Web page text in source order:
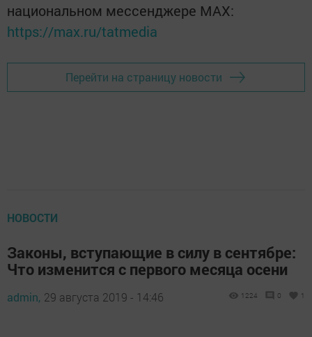
национальном мессенджере MАХ:
https://max.ru/tatmedia
Перейти на страницу новости
НОВОСТИ
Законы, вступающие в силу в сентябре:
Что изменится с первого месяца осени
admin, 29 августа 2019 - 14:46 1224 0 1